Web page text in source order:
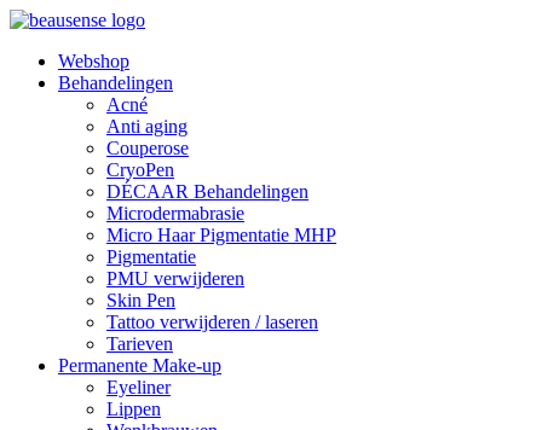
Webshop
Behandelingen
Acné
Anti aging
Couperose
CryoPen
DÉCAAR Behandelingen
Microdermabrasie
Micro Haar Pigmentatie MHP
Pigmentatie
PMU verwijderen
Skin Pen
Tattoo verwijderen / laseren
Tarieven
Permanente Make-up
Eyeliner
Lippen